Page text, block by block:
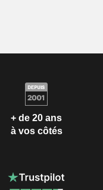
+ de 20 ans
à vos côtés